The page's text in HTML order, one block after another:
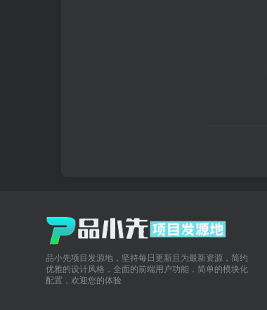
品小先项目发源地，坚持每日更新且为最新资源，简约
优雅的设计风格，全面的前端用户功能，简单的模块化
配置，欢迎您的体验